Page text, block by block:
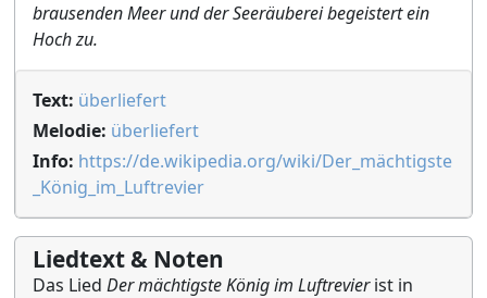
brausenden Meer und der Seeräuberei begeistert ein
Hoch zu.
Text: überliefert
Melodie: überliefert
Info: https://de.wikipedia.org/wiki/Der_mächtigste
_König_im_Luftrevier
Liedtext & Noten
Das Lied Der mächtigste König im Luftrevierist in